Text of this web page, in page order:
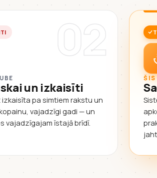
02
un izkaisīti
izkaisīta pa simtiem rakstu un
vajadzīgi gadi — un
vajadzīgajam īstajā brīdī.
ŠIS